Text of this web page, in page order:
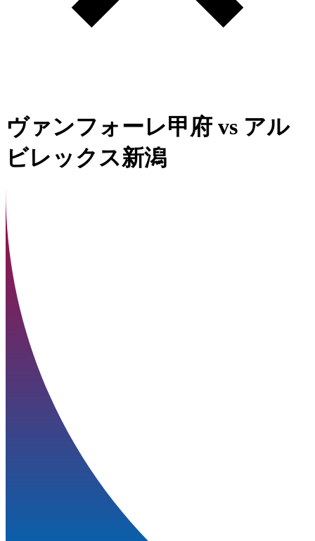
ヴァンフォーレ甲府 vs アル
ビレックス新潟